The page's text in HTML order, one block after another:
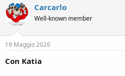
t
i
n
s
Carcarlo
Well-known member
19 Maggio 2026
Con Katia